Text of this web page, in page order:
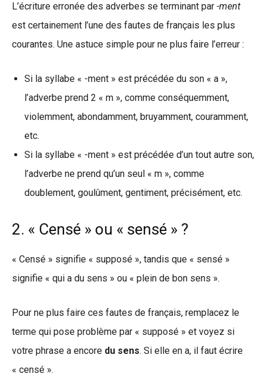
L’écriture erronée des adverbes se terminant par -ment
est certainement l’une des fautes de français les plus
courantes. Une astuce simple pour ne plus faire l’erreur :
Si la syllabe « -ment » est précédée du son « a »,
l’adverbe prend 2 « m », comme conséquemment,
violemment, abondamment, bruyamment, couramment,
etc.
Si la syllabe « -ment » est précédée d’un tout autre son,
l’adverbe ne prend qu’un seul « m », comme
doublement, goulûment, gentiment, précisément, etc.
2. « Censé » ou « sensé » ?
« Censé » signifie « supposé », tandis que « sensé »
signifie « qui a du sens » ou « plein de bon sens ».
Pour ne plus faire ces fautes de français, remplacez le
terme qui pose problème par « supposé » et voyez si
votre phrase a encore du sens. Si elle en a, il faut écrire
« censé ».